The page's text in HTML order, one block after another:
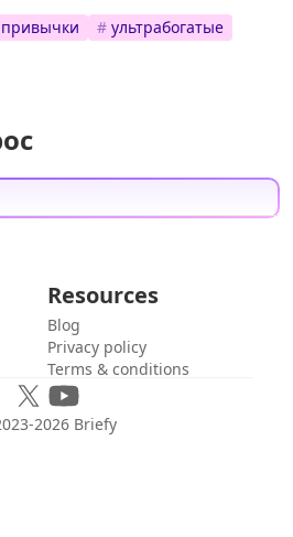
привычки # ультрабогатые
Resources
Blog
Privacy policy
Terms & conditions
2026 Briefy